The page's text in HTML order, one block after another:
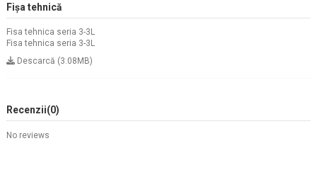
Fișa tehnică
Fisa tehnica seria 3-3L
Fisa tehnica seria 3-3L
Descarcă (3.08MB)
Recenzii(0)
No reviews